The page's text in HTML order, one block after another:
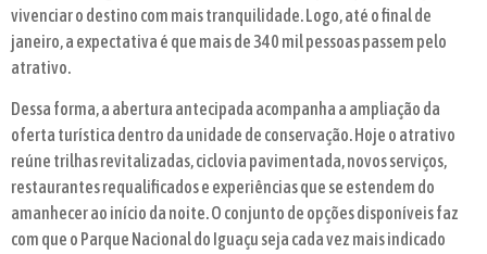
vivenciar o destino com mais tranquilidade. Logo, até o final de
janeiro, a expectativa é que mais de 340 mil pessoas passem pelo
atrativo.
Dessa forma, a abertura antecipada acompanha a ampliação da
oferta turística dentro da unidade de conservação. Hoje o atrativo
reúne trilhas revitalizadas, ciclovia pavimentada, novos serviços,
restaurantes requalificados e experiências que se estendem do
amanhecer ao início da noite. O conjunto de opções disponíveis faz
com que o Parque Nacional do Iguaçu seja cada vez mais indicado